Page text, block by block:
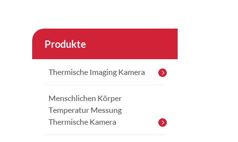
Produkte
Thermische Imaging Kamera
Menschlichen Körper
Temperatur Messung
Thermische Kamera